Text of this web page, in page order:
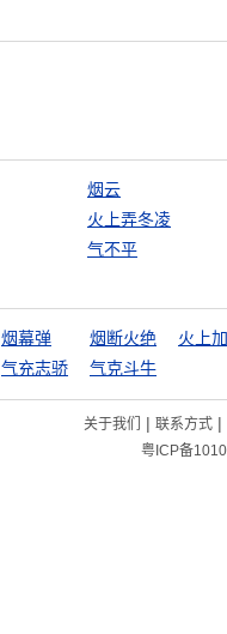
烟云
火上弄冬凌
气不平
烟幕弹 烟断火绝
火上
气充志骄 气克斗牛
关于我们 | 联系方式|
粤ICP备